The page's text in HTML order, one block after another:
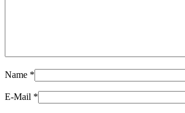
Name *
E-Mail *